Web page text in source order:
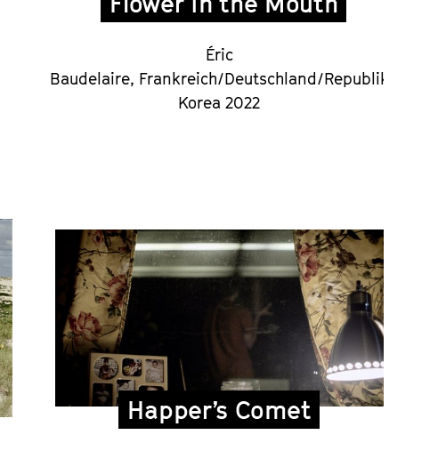
Éric
Baudelaire, Frankreich/Deutschland/Republik
Korea 2022
Happer’s Comet